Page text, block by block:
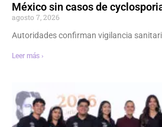
México sin casos de
agosto 7, 2026
Autoridades confirman vigilancia
Leer más ›